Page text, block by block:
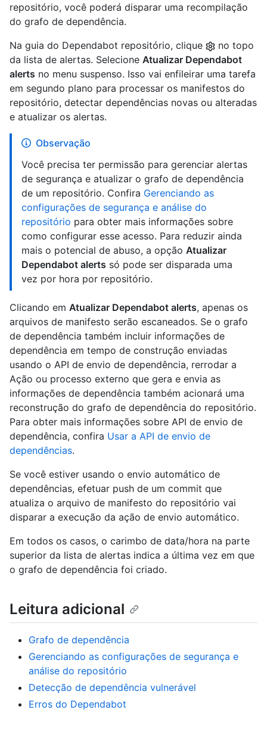
repositório, você poderá disparar uma recompilação
do grafo de dependência.
Na guia do Dependabot repositório, clique
no topo
da lista de alertas. Selecione Atualizar Dependabot
alerts no menu suspenso. Isso vai enfileirar uma tarefa
em segundo plano para processar os manifestos do
repositório, detectar dependências novas ou alteradas
e atualizar os alertas.
Observação
Você precisa ter permissão para gerenciar alertas
de segurança e atualizar o grafo de dependência
de um repositório. Confira Gerenciando as
configurações de segurança e análise do
repositório para obter mais informações sobre
como configurar esse acesso. Para reduzir ainda
mais o potencial de abuso, a opção Atualizar
Dependabot alerts só pode ser disparada uma
vez por hora por repositório.
Clicando em Atualizar Dependabot alerts, apenas os
arquivos de manifesto serão escaneados. Se o grafo
de dependência também incluir informações de
dependência em tempo de construção enviadas
usando o API de envio de dependência, rerrodar a
Ação ou processo externo que gera e envia as
informações de dependência também acionará uma
reconstrução do grafo de dependência do repositório.
Para obter mais informações sobre API de envio de
dependência, confira Usar a API de envio de
dependências.
Se você estiver usando o envio automático de
dependências, efetuar push de um commit que
atualiza o arquivo de manifesto do repositório vai
disparar a execução da ação de envio automático.
Em todos os casos, o carimbo de data/hora na parte
superior da lista de alertas indica a última vez em que
o grafo de dependência foi criado.
Leitura adicional
Grafo de dependência
Gerenciando as configurações de segurança e
análise do repositório
Detecção de dependência vulnerável
Erros do Dependabot